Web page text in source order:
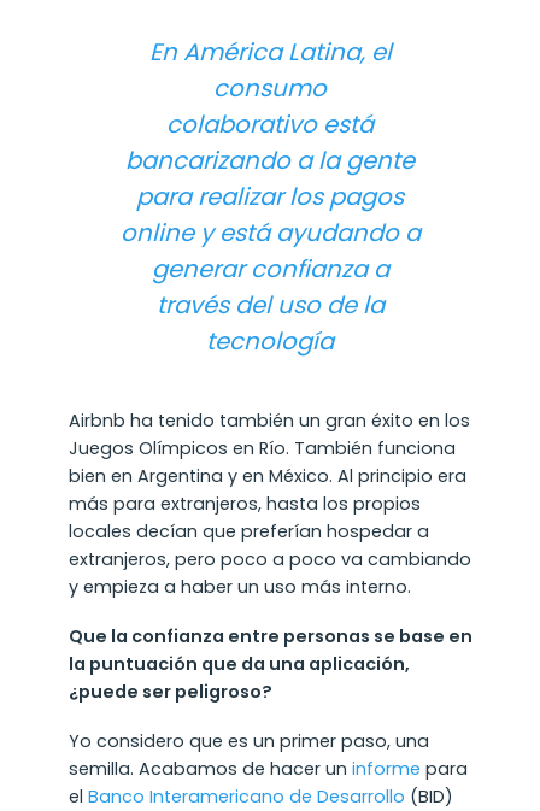
En América Latina, el
consumo
colaborativo está
bancarizando a la gente
para realizar los pagos
onliney está ayudando a
generar confianza a
través del uso de la
tecnología
Airbnb ha tenido también un gran éxito en los
Juegos Olímpicos en Río. También funciona
bien en Argentina y en México. Al principio era
más para extranjeros, hasta los propios
locales decían que preferían hospedar a
extranjeros, pero poco a poco va cambiando
y empieza a haber un uso más interno.
Que la confianza entre personas se base en
la puntuación que da una aplicación,
¿puede ser peligroso?
Yo considero que es un primer paso, una
semilla. Acabamos de hacer un informe para
el Banco Interamericano de Desarrollo (BID)